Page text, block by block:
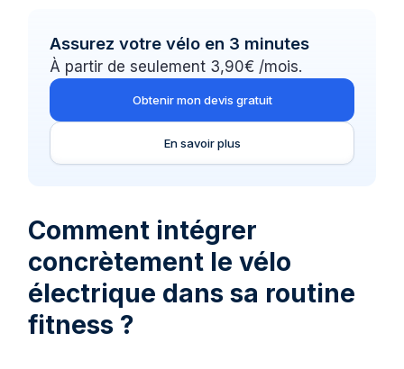
Assurez votre vélo en 3 minutes
À partir de seulement 3,90€ /mois.
Obtenir mon devis gratuit
En savoir plus
Comment intégrer
concrètement le vélo
électrique dans sa routine
fitness ?